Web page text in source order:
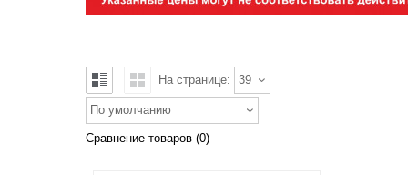
На странице: 39
По умолчанию
Сравнение товаров (0)